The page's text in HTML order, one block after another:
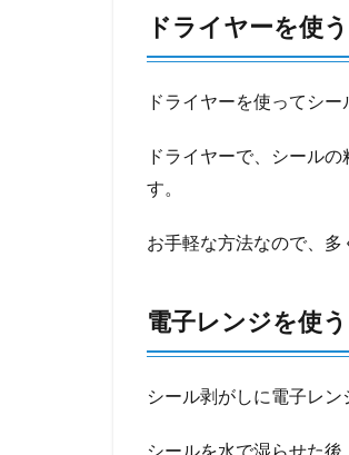
ドライヤーを使う
ドライヤーを使ってシ
ドライヤーで、シール
す。
お手軽な方法なので、多
電子レンジを使う
シール剥がしに電子レン
シールを水で湿らせた